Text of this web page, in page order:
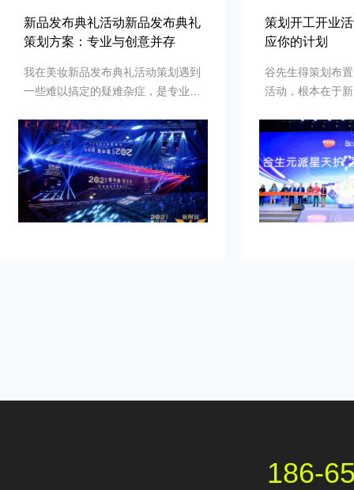
新品发布典礼活动新品发布典礼
策划方案：专业与创意并存
我在美妆新品发布典礼活动策划遇到
一些难以搞定的疑难杂症，是专业新
助我完成，而且也是设计构想有创
意，重点考虑设计安排，整个美妆新
品发布典礼活动策划完美对应，下次
有需要还会选择乐野策划。
策划开工开业
应你的计划
谷先生得策划布
活动，根本在于
并营造良好的品
到：增加曝光度
体，提高知名度
销售。可是鉴于
资源进行大规模
业的策划和执行
186-